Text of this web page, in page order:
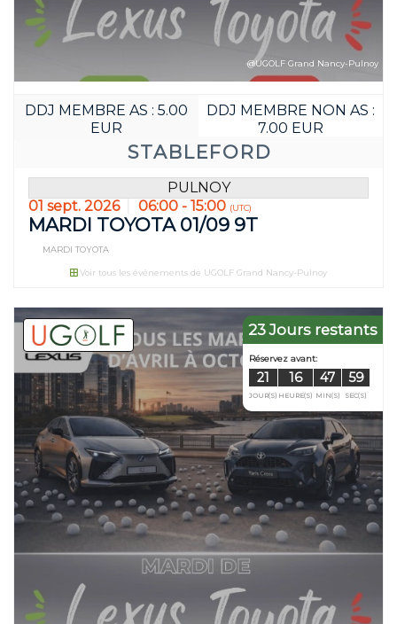
STABLEFORD
DDJ MEMBRE AS : 5.00
EUR
DDJ MEMBRE NON AS :
7.00 EUR
@UGOLF Grand Nancy-Pulnoy
PULNOY
01 sept. 2026
06:00 - 15:00 (UTC)
MARDI TOYOTA 01/09 9T
MARDI TOYOTA
Voir tous les événements de UGOLF Grand Nancy-Pulnoy
23 Jours restants